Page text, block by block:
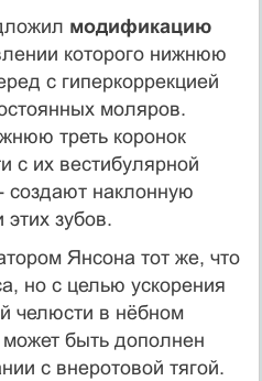
модификацию
которого нижнюю
с гиперкоррекцией
моляров.
треть коронок
с их вестибулярной
создают наклонную
этих зубов.
Янсона тот же, что
но с целью ускорения
челюсти в нёбном
быть дополнен
с внеротовой тягой.